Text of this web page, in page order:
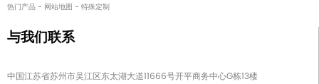
热门产品 - 网站地图 - 特殊定制
与我们联系
中国江苏省苏州市吴江区东太湖大道11666号开平商务中心G栋13楼